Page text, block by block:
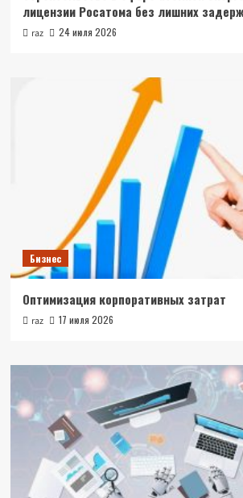
лицензии Росатома без лишних
raz 24 июля 2026
Бизнес
Оптимизация корпоративных затрат
raz 17 июля 2026